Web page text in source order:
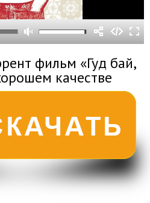
фильм «Гуд бай,
качестве